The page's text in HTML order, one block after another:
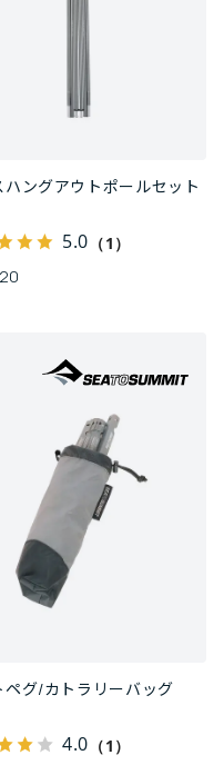
ハングアウトポールセット
5.0 （1）
ペグ/カトラリーバッグ
4.0 （1）